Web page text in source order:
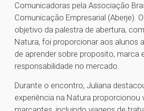
Comunicadoras pela Associação
Comunicação Empresarial (Aberje).
objetivo da palestra de abertura,
Natura, foi proporcionar aos alunos
de aprender sobre proposito, marca
responsabilidade no mercado.
Durante o encontro, Juliana
experiência na Natura proporcionou